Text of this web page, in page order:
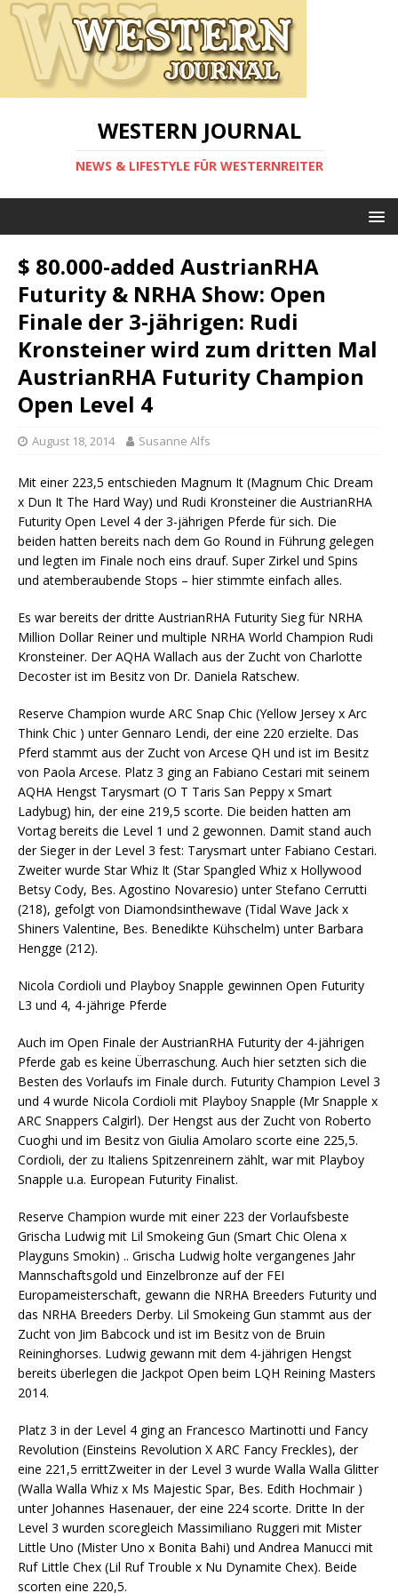
WESTERN JOURNAL
NEWS & LIFESTYLE FÜR WESTERNREITER
$ 80.000-added AustrianRHA
Futurity & NRHA Show: Open
Finale der 3-jährigen: Rudi
Kronsteiner wird zum dritten Mal
AustrianRHA Futurity Champion
Open Level 4
August 18, 2014 Susanne Alfs
Mit einer 223,5 entschieden Magnum It (Magnum Chic Dream
x Dun It The Hard Way) und Rudi Kronsteiner die AustrianRHA
Futurity Open Level 4 der 3-jährigen Pferde für sich. Die
beiden hatten bereits nach dem Go Round in Führung gelegen
und legten im Finale noch eins drauf. Super Zirkel und Spins
und atemberaubende Stops – hier stimmte einfach alles.
Es war bereits der dritte AustrianRHA Futurity Sieg für NRHA
Million Dollar Reiner und multiple NRHA World Champion Rudi
Kronsteiner. Der AQHA Wallach aus der Zucht von Charlotte
Decoster ist im Besitz von Dr. Daniela Ratschew.
Reserve Champion wurde ARC Snap Chic (Yellow Jersey x Arc
Think Chic ) unter Gennaro Lendi, der eine 220 erzielte. Das
Pferd stammt aus der Zucht von Arcese QH und ist im Besitz
von Paola Arcese. Platz 3 ging an Fabiano Cestari mit seinem
AQHA Hengst Tarysmart (O T Taris San Peppy x Smart
Ladybug) hin, der eine 219,5 scorte. Die beiden hatten am
Vortag bereits die Level 1 und 2 gewonnen. Damit stand auch
der Sieger in der Level 3 fest: Tarysmart unter Fabiano Cestari.
Zweiter wurde Star Whiz It (Star Spangled Whiz x Hollywood
Betsy Cody, Bes. Agostino Novaresio) unter Stefano Cerrutti
(218), gefolgt von Diamondsinthewave (Tidal Wave Jack x
Shiners Valentine, Bes. Benedikte Kühschelm) unter Barbara
Hengge (212).
Nicola Cordioli und Playboy Snapple gewinnen Open Futurity
L3 und 4, 4-jährige Pferde
Auch im Open Finale der AustrianRHA Futurity der 4-jährigen
Pferde gab es keine Überraschung. Auch hier setzten sich die
Besten des Vorlaufs im Finale durch. Futurity Champion Level 3
und 4 wurde Nicola Cordioli mit Playboy Snapple (Mr Snapple x
ARC Snappers Calgirl). Der Hengst aus der Zucht von Roberto
Cuoghi und im Besitz von Giulia Amolaro scorte eine 225,5.
Cordioli, der zu Italiens Spitzenreinern zählt, war mit Playboy
Snapple u.a. European Futurity Finalist.
Reserve Champion wurde mit einer 223 der Vorlaufsbeste
Grischa Ludwig mit Lil Smokeing Gun (Smart Chic Olena x
Playguns Smokin) .. Grischa Ludwig holte vergangenes Jahr
Mannschaftsgold und Einzelbronze auf der FEI
Europameisterschaft, gewann die NRHA Breeders Futurity und
das NRHA Breeders Derby. Lil Smokeing Gun stammt aus der
Zucht von Jim Babcock und ist im Besitz von de Bruin
Reininghorses. Ludwig gewann mit dem 4-jährigen Hengst
bereits überlegen die Jackpot Open beim LQH Reining Masters
2014.
Platz 3 in der Level 4 ging an Francesco Martinotti und Fancy
Revolution (Einsteins Revolution X ARC Fancy Freckles), der
eine 221,5 errittZweiter in der Level 3 wurde Walla Walla Glitter
(Walla Walla Whiz x Ms Majestic Spar, Bes. Edith Hochmair )
unter Johannes Hasenauer, der eine 224 scorte. Dritte In der
Level 3 wurden scoregleich Massimiliano Ruggeri mit Mister
Little Uno (Mister Uno x Bonita Bahi) und Andrea Manucci mit
Ruf Little Chex (Lil Ruf Trouble x Nu Dynamite Chex). Beide
scorten eine 220,5.